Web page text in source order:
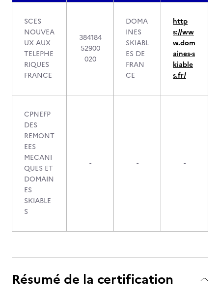
SCES
NOUVEA
UX AUX
TELEPHE
RIQUES
FRANCE
384184
52900
020
DOMA
INES
SKIABL
ES DE
FRAN
CE
http
s://ww
w.dom
aines-s
kiable
s.fr/
CPNEFP
DES
REMONT
EES
MECANI
QUES ET
DOMAIN
ES
SKIABLE
S
- - -
Résumé de la certification